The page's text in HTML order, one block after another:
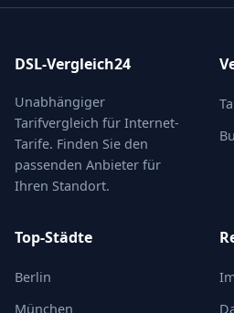
DSL-Vergleich24
Unabhängiger
Tarifvergleich für Internet-
Tarife. Finden Sie den
passenden Anbieter für
Ihren Standort.
Top-Städte
Berlin
München